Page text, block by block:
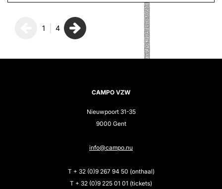
1 4
CAMPO VZW
Nieuwpoort 31-35
9000 Gent
info@campo.nu
T + 32 (0)9 267 94 50 (onthaal)
T + 32 (0)9 225 01 01 (tickets)